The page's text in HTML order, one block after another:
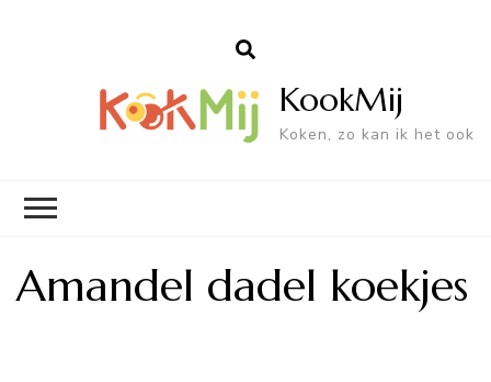
KookMij
Koken, zo kan ik het ook
Amandel dadel koekjes